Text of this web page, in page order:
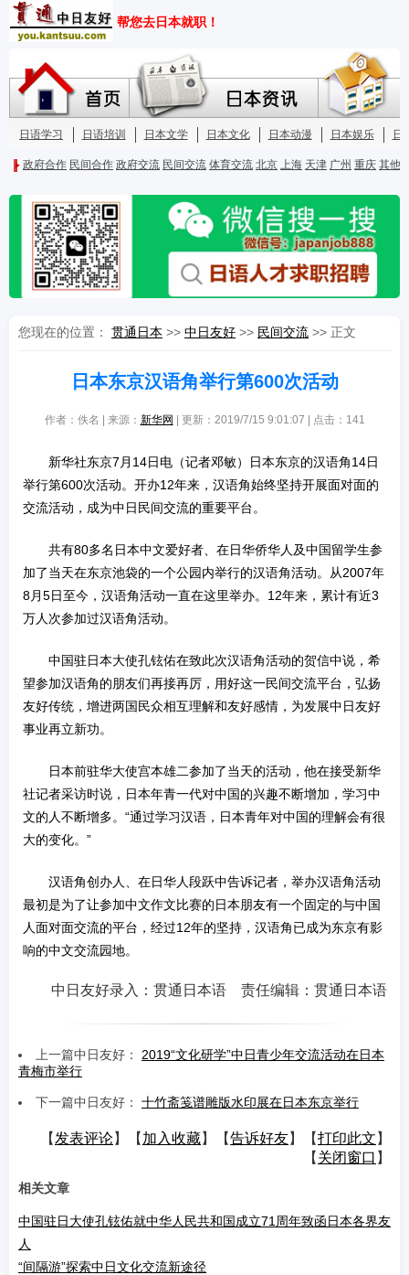
您现在的位置： 贯通日本 >> 中日友好 >> 民间交流 >> 正文
日本东京汉语角举行第600次活动
作者：佚名 | 来源： 新华网 | 更新：2019/7/15 9:01:07 | 点击： 141
新华社东京7月14日电（记者邓敏）日本东京的汉语角14日
举行第600次活动。开办12年来，汉语角始终坚持开展面对面的
交流活动，成为中日民间交流的重要平台。
共有80多名日本中文爱好者、在日华侨华人及中国留学生参
加了当天在东京池袋的一个公园内举行的汉语角活动。从2007年
8月5日至今，汉语角活动一直在这里举办。12年来，累计有近3
万人次参加过汉语角活动。
中国驻日本大使孔铉佑在致此次汉语角活动的贺信中说，希
望参加汉语角的朋友们再接再厉，用好这一民间交流平台，弘扬
友好传统，增进两国民众相互理解和友好感情，为发展中日友好
事业再立新功。
日本前驻华大使宫本雄二参加了当天的活动，他在接受新华
社记者采访时说，日本年青一代对中国的兴趣不断增加，学习中
文的人不断增多。“通过学习汉语，日本青年对中国的理解会有很
大的变化。”
汉语角创办人、在日华人段跃中告诉记者，举办汉语角活动
最初是为了让参加中文作文比赛的日本朋友有一个固定的与中国
人面对面交流的平台，经过12年的坚持，汉语角已成为东京有影
响的中文交流园地。
中日友好录入：贯通日本语 责任编辑：贯通日本语
上一篇中日友好： 2019“文化研学”中日青少年交流活动在日本
青梅市举行
下一篇中日友好： 十竹斋笺谱雕版水印展在日本东京举行
【 发表评论】【 加入收藏】【告诉好友】【打印此文 】
【 关闭窗口 】
相关文章
中国驻日大使孔铉佑就中华人民共和国成立71周年致函日本各界友
人
“间隔游”探索中日文化交流新途径